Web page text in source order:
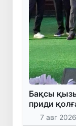
Бақсы
приди
7 авг